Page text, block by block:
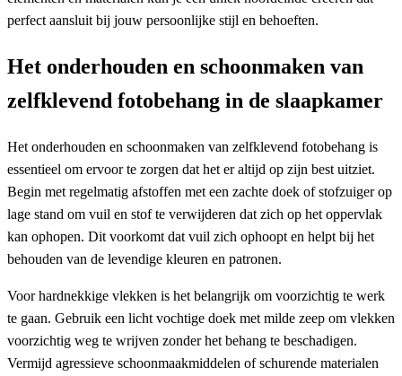
perfect aansluit bij jouw persoonlijke stijl en behoeften.
Het onderhouden en schoonmaken van
zelfklevend fotobehang in de slaapkamer
Het onderhouden en schoonmaken van zelfklevend fotobehang is
essentieel om ervoor te zorgen dat het er altijd op zijn best uitziet.
Begin met regelmatig afstoffen met een zachte doek of stofzuiger op
lage stand om vuil en stof te verwijderen dat zich op het oppervlak
kan ophopen. Dit voorkomt dat vuil zich ophoopt en helpt bij het
behouden van de levendige kleuren en patronen.
Voor hardnekkige vlekken is het belangrijk om voorzichtig te werk
te gaan. Gebruik een licht vochtige doek met milde zeep om vlekken
voorzichtig weg te wrijven zonder het behang te beschadigen.
Vermijd agressieve schoonmaakmiddelen of schurende materialen